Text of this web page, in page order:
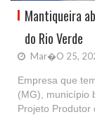
Mantiqueira
do Rio Verde
Mar�o 25,
Empresa que
(MG), município
Projeto Produtor